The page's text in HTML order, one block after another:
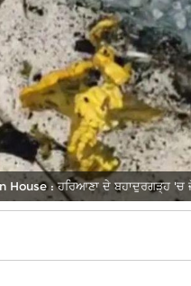
House : ਹਰਿਆਣਾ ਦੇ ਬਹਾਦੁਰਗੜ੍ਹ 'ਚ